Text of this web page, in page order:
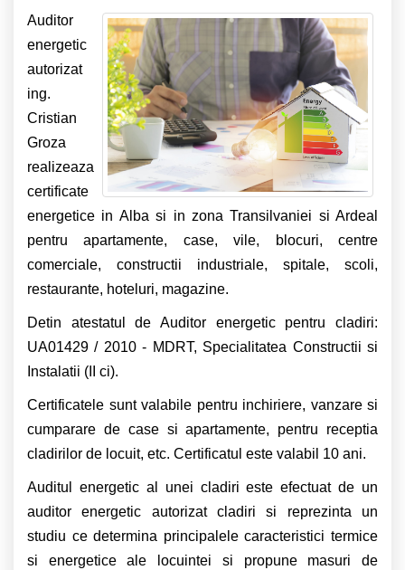
Auditor
energetic
autorizat
ing.
Cristian
Groza
realizeaza
certificate
energetice in Alba si in zona Transilvaniei si Ardeal
pentru apartamente, case, vile, blocuri, centre
comerciale, constructii industriale, spitale, scoli,
restaurante, hoteluri, magazine.
Detin atestatul de Auditor energetic pentru cladiri:
UA01429 / 2010 - MDRT, Specialitatea Constructii si
Instalatii (II ci).
Certificatele sunt valabile pentru inchiriere, vanzare si
cumparare de case si apartamente, pentru receptia
cladirilor de locuit, etc. Certificatul este valabil 10 ani.
Auditul energetic al unei cladiri este efectuat de un
auditor energetic autorizat cladiri si reprezinta un
studiu ce determina principalele caracteristici termice
si energetice ale locuintei si propune masuri de